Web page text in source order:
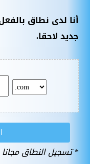
أنا لدى نطاق
جديد لاحقا.
*تسجيل النطاق